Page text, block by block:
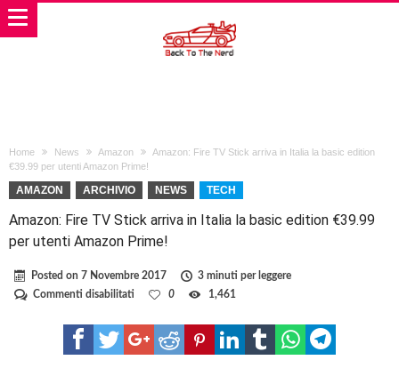
Home News Amazon
Amazon: Fire TV Stick arriva in Italia la basic edition
€39.99 per utenti Amazon Prime!
AMAZON ARCHIVIO NEWS TECH
Amazon: Fire TV Stick arriva in Italia la basic edition €39.99
per utenti Amazon Prime!
Posted on 7 Novembre 2017
3 minuti per leggere
Commenti disabilitati
TV
0 1,461